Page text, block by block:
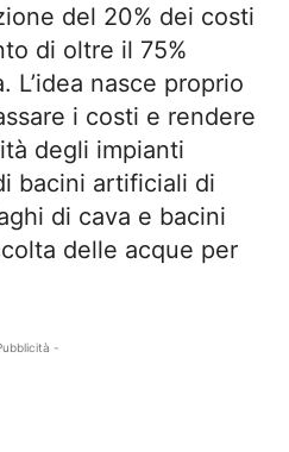
del 20% dei costi
di oltre il 75%
L’idea nasce proprio
i costi e rendere
degli impianti
bacini artificiali di
di cava e bacini
delle acque per
-